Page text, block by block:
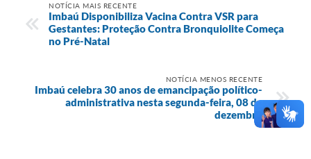
NOTÍCIA MAIS RECENTE
Imbaú Disponibiliza Vacina Contra VSR para
Gestantes: Proteção Contra Bronquiolite Começa
no Pré-Natal
NOTÍCIA MENOS RECENTE
Imbaú celebra 30 anos de emancipação político-
administrativa nesta segunda-feira, 08 de
dezembro